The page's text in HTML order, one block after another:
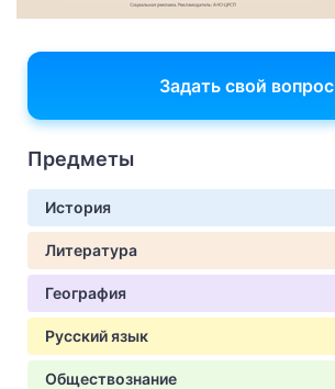
Задать свой вопрос
Предметы
История
Литература
География
Русский язык
Обществознание